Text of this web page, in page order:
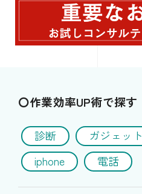
〇作業効率UP術で探す
診断 ガジェット
iphone
電話